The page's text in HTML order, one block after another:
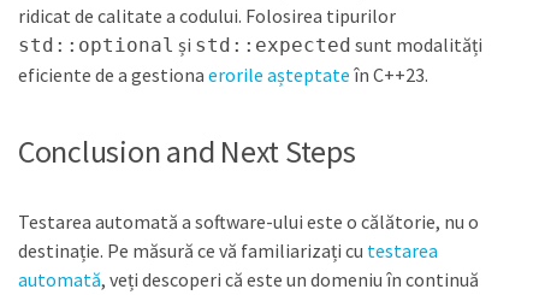
ridicat de calitate a codului. Folosirea tipurilor
std::optional și std::expected sunt modalități
eficiente de a gestiona erorile așteptate în C++23.
Conclusion and Next Steps
Testarea automată a software-ului este o călătorie, nu o
destinație. Pe măsură ce vă familiarizați cu testarea
automată, veți descoperi că este un domeniu în continuă